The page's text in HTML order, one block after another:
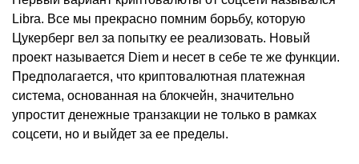
Libra. Все мы прекрасно помним борьбу, которую
Цукерберг вел за попытку ее реализовать. Новый
проект называется Diem и несет в себе те же функции.
Предполагается, что криптовалютная платежная
система, основанная на блокчейн, значительно
упростит денежные транзакции не только в рамках
соцсети, но и выйдет за ее пределы.